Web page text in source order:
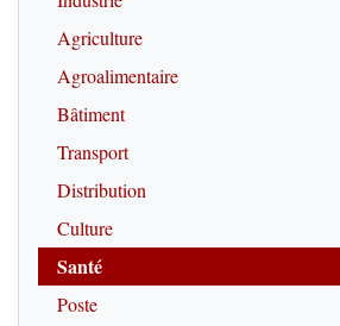
Agriculture
Agroalimentaire
Bâtiment
Transport
Distribution
Culture
Santé
Poste